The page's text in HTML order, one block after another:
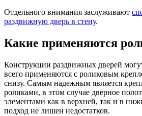
Отдельного внимания заслуживают
раздвижную дверь в стену.
Какие применяются
Конструкции раздвижных дверей
всего применяются с роликовым
снизу. Самым надежным является
роликами, в этом случае дверное
элементами как в верхней, так и в
подход не лишен недостатков.